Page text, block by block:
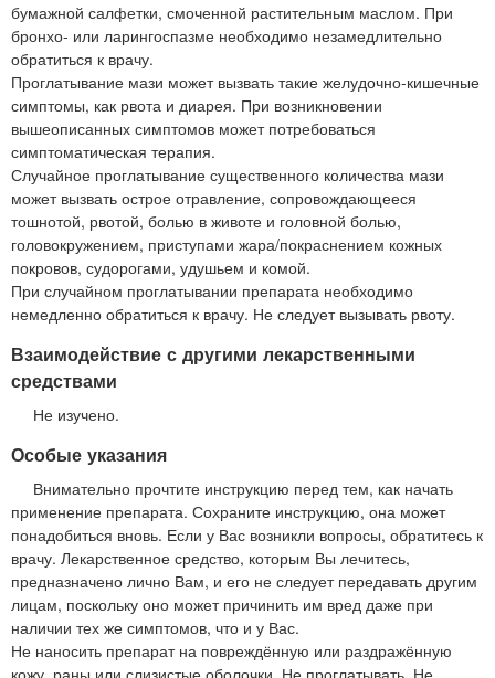
бумажной салфетки, смоченной растительным маслом. При
бронхо- или ларингоспазме необходимо незамедлительно
обратиться к врачу.
Проглатывание мази может вызвать такие желудочно-кишечные
симптомы, как рвота и диарея. При возникновении
вышеописанных симптомов может потребоваться
симптоматическая терапия.
Случайное проглатывание существенного количества мази
может вызвать острое отравление, сопровождающееся
тошнотой, рвотой, болью в животе и головной болью,
головокружением, приступами жара/покраснением кожных
покровов, судорогами, удушьем и комой.
При случайном проглатывании препарата необходимо
немедленно обратиться к врачу. Не следует вызывать рвоту.
Взаимодействие с другими лекарственными
средствами
Не изучено.
Особые указания
Внимательно прочтите инструкцию перед тем, как начать
применение препарата. Сохраните инструкцию, она может
понадобиться вновь. Если у Вас возникли вопросы, обратитесь к
врачу. Лекарственное средство, которым Вы лечитесь,
предназначено лично Вам, и его не следует передавать другим
лицам, поскольку оно может причинить им вред даже при
наличии тех же симптомов, что и у Вас.
Не наносить препарат на повреждённую или раздражённую